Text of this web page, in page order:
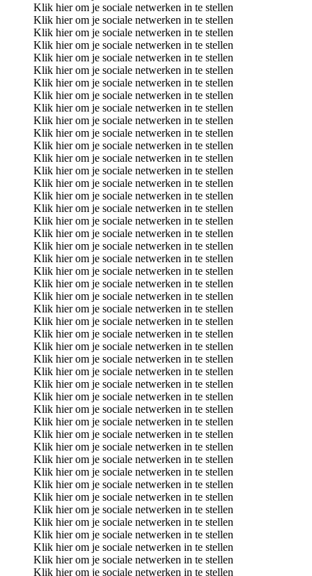
Klik hier om je sociale netwerken in te stellen
Klik hier om je sociale netwerken in te stellen
Klik hier om je sociale netwerken in te stellen
Klik hier om je sociale netwerken in te stellen
Klik hier om je sociale netwerken in te stellen
Klik hier om je sociale netwerken in te stellen
Klik hier om je sociale netwerken in te stellen
Klik hier om je sociale netwerken in te stellen
Klik hier om je sociale netwerken in te stellen
Klik hier om je sociale netwerken in te stellen
Klik hier om je sociale netwerken in te stellen
Klik hier om je sociale netwerken in te stellen
Klik hier om je sociale netwerken in te stellen
Klik hier om je sociale netwerken in te stellen
Klik hier om je sociale netwerken in te stellen
Klik hier om je sociale netwerken in te stellen
Klik hier om je sociale netwerken in te stellen
Klik hier om je sociale netwerken in te stellen
Klik hier om je sociale netwerken in te stellen
Klik hier om je sociale netwerken in te stellen
Klik hier om je sociale netwerken in te stellen
Klik hier om je sociale netwerken in te stellen
Klik hier om je sociale netwerken in te stellen
Klik hier om je sociale netwerken in te stellen
Klik hier om je sociale netwerken in te stellen
Klik hier om je sociale netwerken in te stellen
Klik hier om je sociale netwerken in te stellen
Klik hier om je sociale netwerken in te stellen
Klik hier om je sociale netwerken in te stellen
Klik hier om je sociale netwerken in te stellen
Klik hier om je sociale netwerken in te stellen
Klik hier om je sociale netwerken in te stellen
Klik hier om je sociale netwerken in te stellen
Klik hier om je sociale netwerken in te stellen
Klik hier om je sociale netwerken in te stellen
Klik hier om je sociale netwerken in te stellen
Klik hier om je sociale netwerken in te stellen
Klik hier om je sociale netwerken in te stellen
Klik hier om je sociale netwerken in te stellen
Klik hier om je sociale netwerken in te stellen
Klik hier om je sociale netwerken in te stellen
Klik hier om je sociale netwerken in te stellen
Klik hier om je sociale netwerken in te stellen
Klik hier om je sociale netwerken in te stellen
Klik hier om je sociale netwerken in te stellen
Klik hier om je sociale netwerken in te stellen